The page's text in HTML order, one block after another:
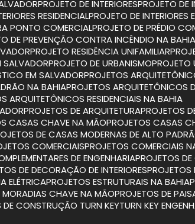
PROJETO DE INTERIORES PROJETO
RESIDENCIAL PROJETO DE
PONTO COMERCIAL PROJETO DE PRÉDIO
DE PREVENÇÃO CONTRA INCÊNDIO NA BAHIA
PROJETO RESIDÊNCIA UNIFAMILIAR
SALVADOR PROJETO DE URBANISMO
EM SALVADOR PROJETOS
NA BAHIA PROJETOS
ARQUITETÔNICOS RESIDENCIAIS NA BAHIA
PROJETOS DE ARQUITETURA PROJETOS
CASAS CHAVE NA MÃO PROJETOS CASAS
DE CASAS MODERNAS DE ALTO
COMERCIAIS PROJETOS COMERCIAIS
DE ENGENHARIA PROJETOS
DE DECORAÇÃO DE INTERIORES
ELÉTRICA PROJETOS ESTRUTURAIS NA BAHIA
MORADIAS CHAVE NA MÃO PROJETOS DE
DE CONSTRUÇÃO TURN KEY TURN KEY